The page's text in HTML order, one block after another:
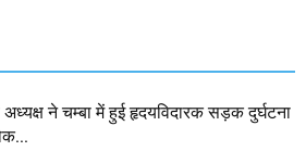
अध्यक्ष ने चम्बा में हुई हृदयविदारक सड़क दुर्घटना